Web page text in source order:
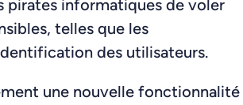
pirates informatiques de voler
telles que les
des utilisateurs.
une nouvelle fonctionnalité